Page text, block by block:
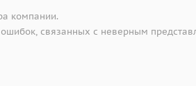
компании.
связанных с неверным